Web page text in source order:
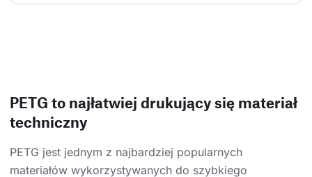
PETG to najłatwiej drukujący się materiał
techniczny
PETG jest jednym z najbardziej popularnych
materiałów wykorzystywanych do szybkiego